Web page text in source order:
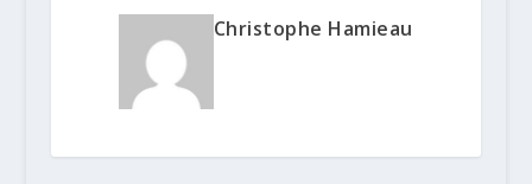
Christophe Hamieau